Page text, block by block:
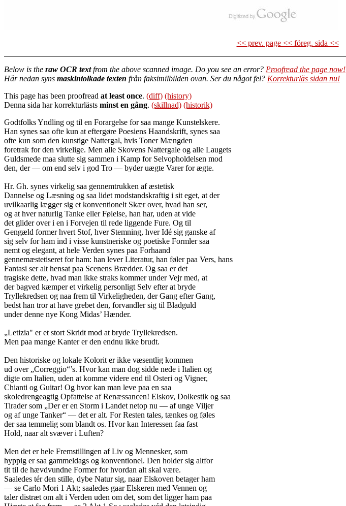
<< prev. page << föreg. sida <<
Below is the raw OCR textfrom the above scanned image. Do you see an error? Proofread the page now!
Här nedan syns maskintolkade texten från faksimilbilden ovan. Ser du något fel? Korrekturläs sidan nu!
This page has been proofread at least once. (diff) (history)
Denna sida har korrekturlästs minst en gång. (skillnad) (historik)
Godtfolks Yndling og til en Forargelse for saa mange Kunstelskere.
Han synes saa ofte kun at eftergøre Poesiens Haandskrift, synes saa
ofte kun som den kunstige Nattergal, hvis Toner Mængden
foretrak for den virkelige. Men alle Skovens Nattergale og alle Laugets
Guldsmede maa slutte sig sammen i Kamp for Selvopholdelsen mod
den, der — om end selv i god Tro — byder uægte Varer for ægte.
Hr. Gh. synes virkelig saa gennemtrukken af æstetisk
Dannelse og Læsning og saa lidet modstandskraftig i sit eget, at der
uvilkaarlig lægger sig et konventionelt Skær over, hvad han ser,
og at hver naturlig Tanke eller Følelse, han har, uden at vide
det glider over i en i Forvejen til rede liggende Fure. Og til
Gengæld former hvert Stof, hver Stemning, hver Idé sig ganske af
sig selv for ham ind i visse kunstneriske og poetiske Formler saa
nemt og elegant, at hele Verden synes paa Forhaand
gennemæstetiseret for ham: han lever Literatur, han føler paa Vers, hans
Fantasi ser alt hensat paa Scenens Brædder. Og saa er det
tragiske dette, hvad man ikke straks kommer under Vejr med, at
der bagved kæmper et virkelig personligt Selv efter at bryde
Tryllekredsen og naa frem til Virkeligheden, der Gang efter Gang,
bedst han tror at have grebet den, forvandler sig til Bladguld
under denne nye Kong Midas’ Hænder.
„Letizia" er et stort Skridt mod at bryde Tryllekredsen.
Men paa mange Kanter er den endnu ikke brudt.
Den historiske og lokale Kolorit er ikke væsentlig kommen
ud over „Correggio“’s. Hvor kan man dog sidde nede i Italien og
digte om Italien, uden at komme videre end til Osteri og Vigner,
Chianti og Guitar! Og hvor kan man leve paa en saa
skoledrengeagtig Opfattelse af Renæssancen! Elskov, Dolkestik og saa
Tirader som „Der er en Storm i Landet netop nu — af unge Viljer
og af unge Tanker“ — det er alt. For Resten tales, tænkes og føles
der saa temmelig som blandt os. Hvor kan Interessen faa fast
Hold, naar alt svæver i Luften?
Men det er hele Fremstillingen af Liv og Mennesker, som
hyppig er saa gammeldags og konventionel. Den holder sig altfor
tit til de hævdvundne Former for hvordan alt skal være.
Saaledes tér den stille, dybe Natur sig, naar Elskoven betager ham
— se Carlo Mori 1 Akt; saaledes gaar Elskeren med Vennen og
taler distræt om alt i Verden uden om det, som det ligger ham paa